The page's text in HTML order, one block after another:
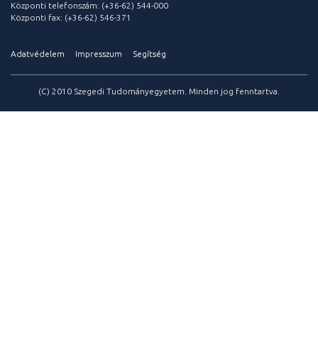
Központi telefonszám: (+36-62) 544-000
Központi fax: (+36-62) 546-371
Adatvédelem Impresszum Segítség
(C) 2010 Szegedi Tudományegyetem. Minden jog fenntartva.